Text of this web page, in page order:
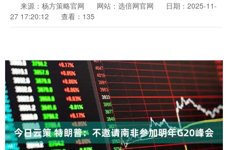
来源：杨方策略官网 网站：选倍网官网
日期：2025-11-
27 17:20:12
查看：135